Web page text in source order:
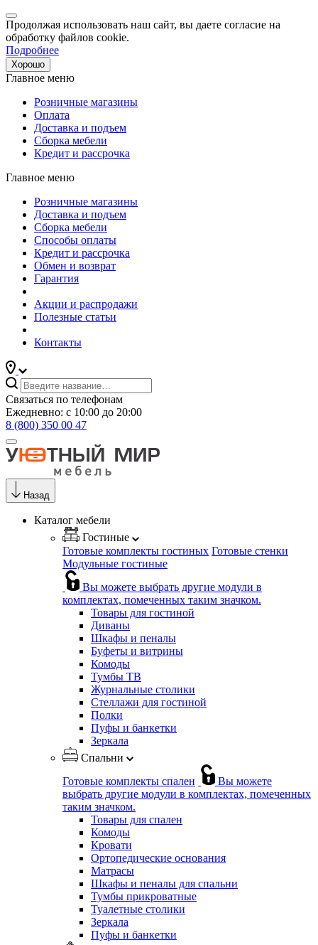
Продолжая использовать наш сайт, вы даете согласие на
обработку файлов cookie.
Подробнее
Хорошо
Главное меню
Розничные магазины
Оплата
Доставка и подъем
Сборка мебели
Кредит и рассрочка
Главное меню
Розничные магазины
Доставка и подъем
Сборка мебели
Способы оплаты
Кредит и рассрочка
Обмен и возврат
Гарантия
Акции и распродажи
Полезные статьи
Контакты
Связаться по телефонам
Ежедневно: с 10:00 до 20:00
8 (800) 350 00 47
Назад
Каталог мебели
Гостиные
Готовые комплекты гостиных Готовые стенки
Модульные гостиные
Вы можете выбрать другие модули в
комплектах, помеченных таким значком.
Товары для гостиной
Диваны
Шкафы и пеналы
Буфеты и витрины
Комоды
Тумбы ТВ
Журнальные столики
Стеллажи для гостиной
Полки
Пуфы и банкетки
Зеркала
Спальни
Готовые комплекты спален
Вы можете
выбрать другие модули в комплектах, помеченных
таким значком.
Товары для спален
Комоды
Кровати
Ортопедические основания
Матрасы
Шкафы и пеналы для спальни
Тумбы прикроватные
Туалетные столики
Зеркала
Пуфы и банкетки